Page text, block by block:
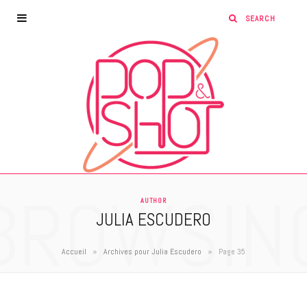
AUTHOR
JULIA ESCUDERO
Accueil » Archives pour Julia Escudero » Page 35